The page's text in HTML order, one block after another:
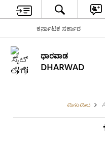
ಕರ್ನಾಟಕ ಸರ್ಕಾರ
ಧಾರವಾಡ
DHARWAD
ಮುಖಪುಟ